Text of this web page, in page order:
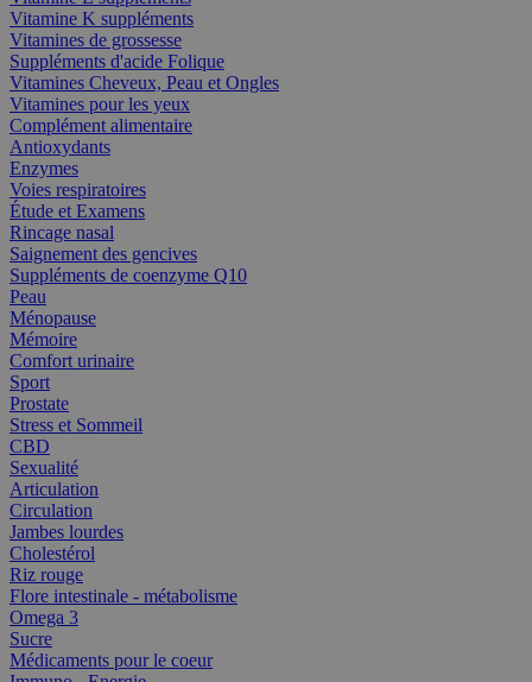
Vitamine K suppléments
Vitamines de grossesse
Suppléments d'acide Folique
Vitamines Cheveux, Peau et Ongles
Vitamines pour les yeux
Complément alimentaire
Antioxydants
Enzymes
Voies respiratoires
Étude et Examens
Rincage nasal
Saignement des gencives
Suppléments de coenzyme Q10
Peau
Ménopause
Mémoire
Comfort urinaire
Sport
Prostate
Stress et Sommeil
CBD
Sexualité
Articulation
Circulation
Jambes lourdes
Cholestérol
Riz rouge
Flore intestinale - métabolisme
Omega 3
Sucre
Médicaments pour le coeur